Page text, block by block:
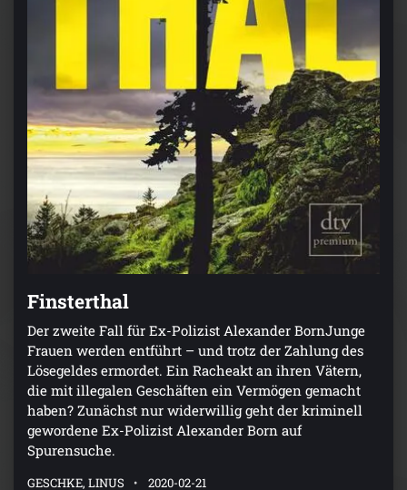
Finsterthal
Der zweite Fall für Ex-Polizist Alexander BornJunge
Frauen werden entführt – und trotz der Zahlung des
Lösegeldes ermordet. Ein Racheakt an ihren Vätern,
die mit illegalen Geschäften ein Vermögen gemacht
haben? Zunächst nur widerwillig geht der kriminell
gewordene Ex-Polizist Alexander Born auf
Spurensuche.
GESCHKE, LINUS 2020-02-21